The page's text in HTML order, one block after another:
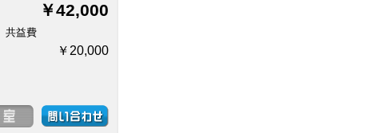
￥42,000
共益費
￥20,000